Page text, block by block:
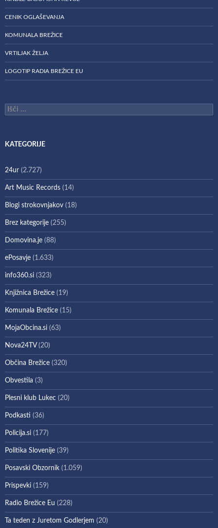
CENIK OGLAŠEVANJA
KOMUNALA BREŽICE
VRTILJAK ŽELJA
LOGOTIP RADIA BREŽICE EU
Išči:
KATEGORIJE
24ur (2.727)
Art Music Records (14)
Blogi strokovnjakov (18)
Brez kategorije (255)
Domovina.je (88)
ePosavje (1.633)
info360.si (323)
Knjižnica Brežice (19)
Komunala Brežice (15)
MojaObcina.si (63)
Nova24TV(20)
Občina Brežice (320)
Obvestila (3)
Plesni klub Lukec (20)
Podkasti (36)
Policija.si (177)
Politika Slovenije (39)
Posavski Obzornik (1.059)
Prispevki (159)
Radio Brežice Eu (228)
Ta teden z Juretom Godlerjem (20)